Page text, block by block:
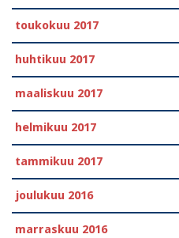
toukokuu 2017
huhtikuu 2017
maaliskuu 2017
helmikuu 2017
tammikuu 2017
joulukuu 2016
marraskuu 2016